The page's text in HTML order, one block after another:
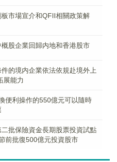
板市場宣介和QFII相關政策解
股企業回歸内地和香港股市
的境内企業依法依規赴境外上
展能力
便利操作的550億元可以隨時
批保險資金長期股票投資試點
前批復500億元投資股市